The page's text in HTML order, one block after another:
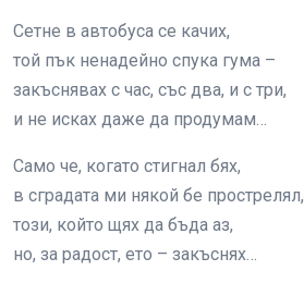
Сетне в автобуса се качих,
той пък ненадейно спука гума –
закъснявах с час, със два, и с три,
и не исках даже да продумам…
Само че, когато стигнал бях,
в сградата ми някой бе прострелял,
този, който щях да бъда аз,
но, за радост, ето – закъснях…